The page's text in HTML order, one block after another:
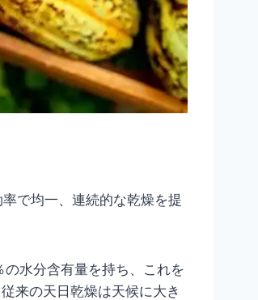
で均一、連続的な乾燥を提
水分含有量を持ち、これを
来の天日乾燥は天候に大き